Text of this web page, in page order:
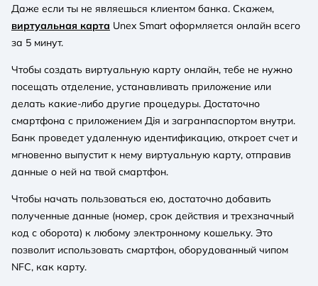
Даже если ты не являешься клиентом банка. Скажем,
виртуальная карта Unex Smart оформляется онлайн всего
за 5 минут.
Чтобы создать виртуальную карту онлайн, тебе не нужно
посещать отделение, устанавливать приложение или
делать какие-либо другие процедуры. Достаточно
смартфона с приложением Дія и загранпаспортом внутри.
Банк проведет удаленную идентификацию, откроет счет и
мгновенно выпустит к нему виртуальную карту, отправив
данные о ней на твой смартфон.
Чтобы начать пользоваться ею, достаточно добавить
полученные данные (номер, срок действия и трехзначный
код с оборота) к любому электронному кошельку. Это
позволит использовать смартфон, оборудованный чипом
NFC, как карту.